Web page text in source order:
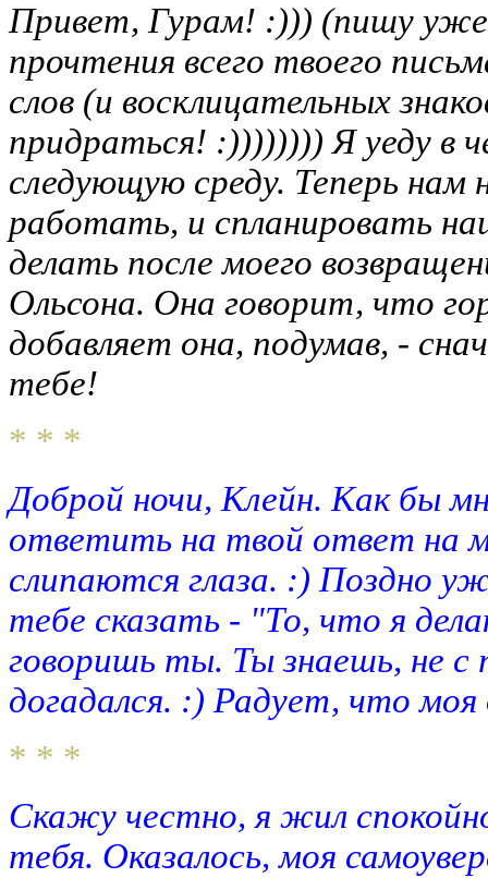
Привет, Гурам! :))) (пишу
прочтения всего твоего
слов (и восклицательных
придраться! :)))))))) Я уеду в
следующую среду. Теперь
работать, и спланировать
делать после моего
Ольсона. Она говорит, что
добавляет она, подумав, -
тебе!
* * *
Доброй ночи, Клейн. Как бы
ответить на твой ответ на
слипаются глаза. :) Поздно
тебе сказать - "То, что я
говоришь ты. Ты знаешь, не с
догадался. :) Радует, что моя
* * *
Скажу честно, я жил
тебя. Оказалось, моя